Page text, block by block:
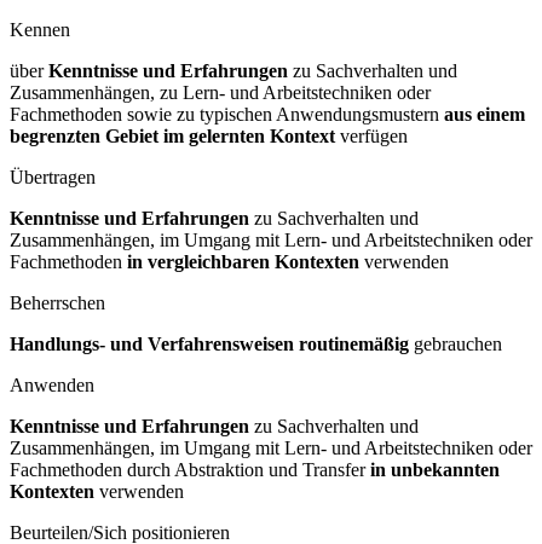
Kennen
überKenntnisse und Erfahrungen zu Sachverhalten und
Zusammenhängen, zu Lern- und Arbeitstechniken oder
Fachmethoden sowie zu typischen Anwendungsmustern aus einem
begrenzten Gebiet im gelernten Kontext verfügen
Übertragen
Kenntnisse und Erfahrungen zu Sachverhalten und
Zusammenhängen, im Umgang mit Lern- und Arbeitstechniken oder
Fachmethoden in vergleichbaren Kontexten verwenden
Beherrschen
Handlungs- und Verfahrensweisen routinemäßig gebrauchen
Anwenden
Kenntnisse und Erfahrungen zu Sachverhalten und
Zusammenhängen, im Umgang mit Lern- und Arbeitstechniken oder
Fachmethoden durch Abstraktion und Transferin unbekannten
Kontexten verwenden
Beurteilen/Sich positionieren